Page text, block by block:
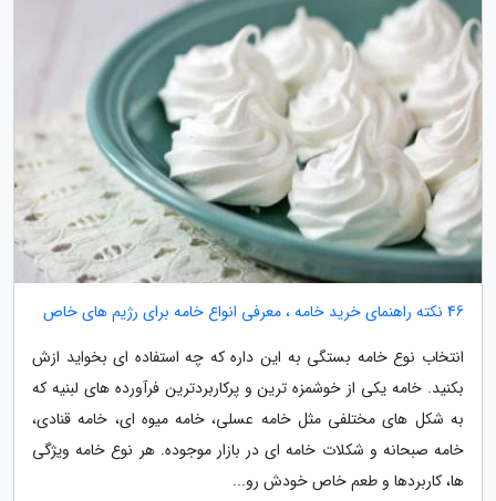
46 نکته راهنمای خرید خامه ، معرفی انواع خامه برای رژیم های خاص
انتخاب نوع خامه بستگی به این داره که چه استفاده ای بخواید ازش
بکنید. خامه یکی از خوشمزه ترین و پرکاربردترین فرآورده های لبنیه که
به شکل های مختلفی مثل خامه عسلی، خامه میوه ای، خامه قنادی،
خامه صبحانه و شکلات خامه ای در بازار موجوده. هر نوع خامه ویژگی
ها، کاربردها و طعم خاص خودش رو...